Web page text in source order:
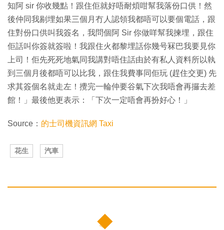
知阿 sir 你收幾點！跟住佢就好唔耐煩咁幫我落份口供！然
後仲同我剔埋如果三個月冇人認領我都唔可以要個電話，跟
住對份口供叫我簽名，我問個阿 Sir 你做咩幫我揀埋，跟住
佢話叫你簽就簽啦！我跟住火都黎埋話你幾号冧巴我要見你
上司！佢先死死地氣同我講對唔住話由於有私人資料所以執
到三個月後都唔可以比我，跟住我費事同佢玩 (趕住交更) 先
求其簽個名就走左！攪完一輪仲要谷氣下次我唔會再攞去差
館！」最後他更表示：「下次一定唔會再扮好心！」
Source： 的士司機資訊網 Taxi
花生 汽車